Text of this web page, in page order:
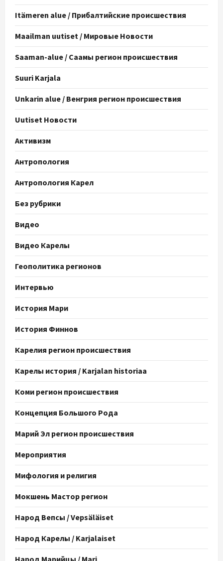
Itämeren alue / Прибалтийские происшествия
Maailman uutiset / Мировые Новости
Saaman-alue / Саамы регион происшествия
Suuri Karjala
Unkarin alue / Венгрия регион происшествия
Uutiset Новости
Активизм
Антропология
Антропология Карел
Без рубрики
Видео
Видео Карелы
Геополитика регионов
Интервью
История Мари
История Финнов
Карелия регион происшествия
Карелы история / Karjalan historiaa
Коми регион происшествия
Концепция Большого Рода
Марий Эл регион происшествия
Мероприятия
Мифология и религия
Мокшень Мастор регион
Народ Вепсы / Vepsäläiset
Народ Карелы / Karjalaiset